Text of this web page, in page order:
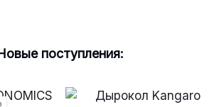
поступления: